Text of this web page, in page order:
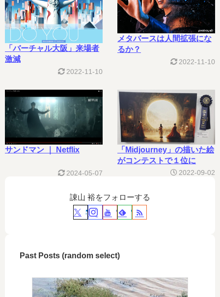
「バーチャル大阪」来場者
激減
2022-11-10
メタバースは人間拡張にな
るか？
2022-11-10
サンドマン ｜ Netflix
2024-05-07
「Midjourney」の描いた絵
がコンテストで１位に
2022-09-02
諌山 裕をフォローする
Past Posts (random select)